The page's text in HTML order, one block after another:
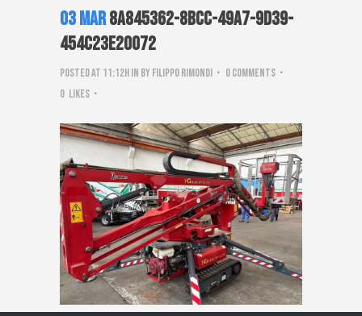
03 Mar8a845362-8bcc-49a7-9d39-
454c23e20072
Posted at 11:12hin by Filippo Rimondi
0 Comments
0 Likes